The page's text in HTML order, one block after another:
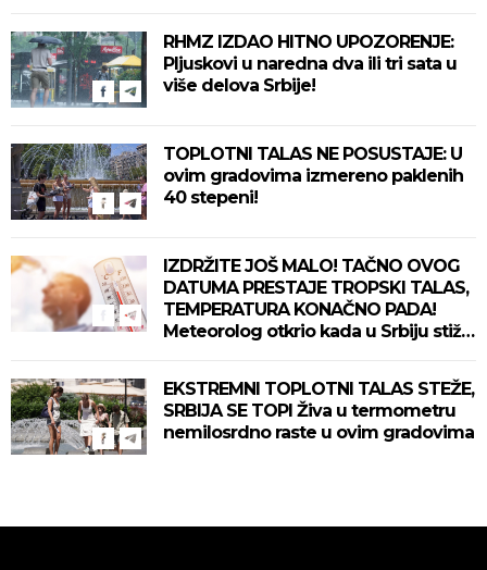
RHMZ IZDAO HITNO UPOZORENJE:
Pljuskovi u naredna dva ili tri sata u
više delova Srbije!
TOPLOTNI TALAS NE POSUSTAJE: U
ovim gradovima izmereno paklenih
40 stepeni!
IZDRŽITE JOŠ MALO! TAČNO OVOG
DATUMA PRESTAJE TROPSKI TALAS,
TEMPERATURA KONAČNO PADA!
Meteorolog otkrio kada u Srbiju stiže
EKSTREMNI TOPLOTNI TALAS STEŽE,
SRBIJA SE TOPI Živa u termometru
nemilosrdno raste u ovim gradovima